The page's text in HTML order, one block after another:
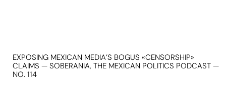
EXPOSING MEXICAN MEDIA’S BOGUS «CENSORSHIP»
CLAIMS — SOBERANIA, THE MEXICAN POLITICS PODCAST —
NO. 114